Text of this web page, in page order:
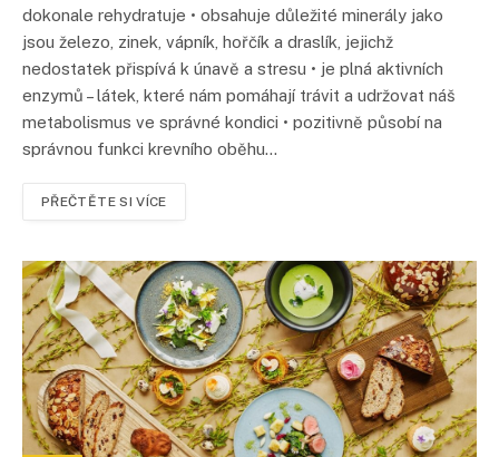
dokonale rehydratuje • obsahuje důležité minerály jako
jsou železo, zinek, vápník, hořčík a draslík, jejichž
nedostatek přispívá k únavě a stresu • je plná aktivních
enzymů – látek, které nám pomáhají trávit a udržovat náš
metabolismus ve správné kondici • pozitivně působí na
správnou funkci krevního oběhu…
PŘEČTĚTE SI VÍCE